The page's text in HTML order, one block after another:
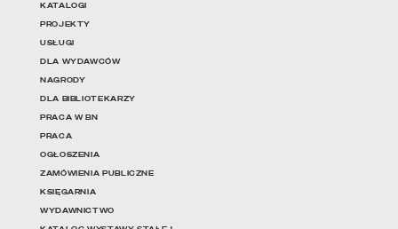
KATALOGI
PROJEKTY
USŁUGI
DLA WYDAWCÓW
NAGRODY
DLA BIBLIOTEKARZY
PRACA W BN
PRACA
OGŁOSZENIA
ZAMÓWIENIA PUBLICZNE
KSIĘGARNIA
WYDAWNICTWO